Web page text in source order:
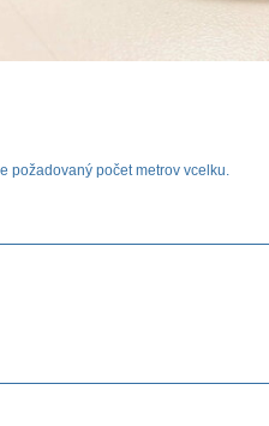
požadovaný počet metrov vcelku.